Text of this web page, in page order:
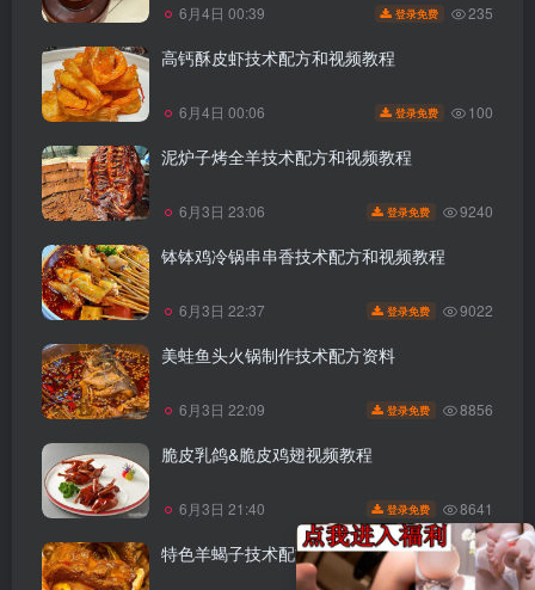
6月4日 00:39 登录免费 235
高钙酥皮虾技术配方和视频教程
6月4日 00:06 登录免费 100
泥炉子烤全羊技术配方和视频教程
6月3日 23:06 登录免费 9240
钵钵鸡冷锅串串香技术配方和视频教程
6月3日 22:37 登录免费 9022
美蛙鱼头火锅制作技术配方资料
6月3日 22:09 登录免费 8856
脆皮乳鸽&脆皮鸡翅视频教程
6月3日 21:40 登录免费 8641
特色羊蝎子技术配方和视频教程